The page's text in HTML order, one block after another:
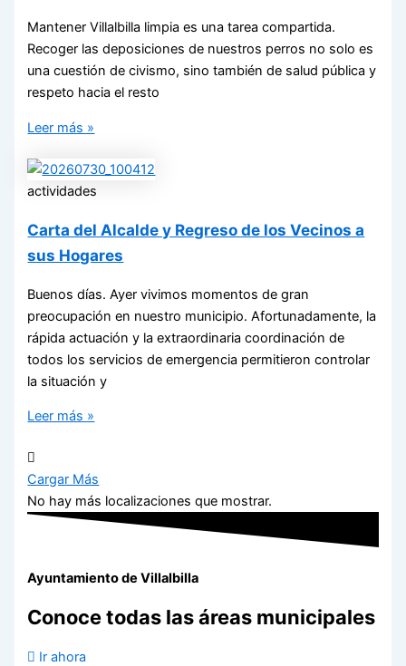
Mantener Villalbilla limpia es una tarea compartida.
Recoger las deposiciones de nuestros perros no solo es
una cuestión de civismo, sino también de salud pública y
respeto hacia el resto
Leer más »
actividades
Carta del Alcalde y Regreso de los Vecinos a
sus Hogares
Buenos días. Ayer vivimos momentos de gran
preocupación en nuestro municipio. Afortunadamente, la
rápida actuación y la extraordinaria coordinación de
todos los servicios de emergencia permitieron controlar
la situación y
Leer más »
Cargar Más
No hay más localizaciones que mostrar.
Ayuntamiento de Villalbilla
Conoce todas las áreas municipales
Ir ahora